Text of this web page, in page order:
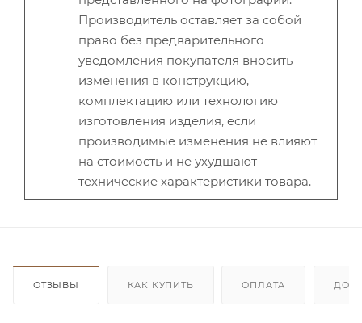
Производитель оставляет за собой
право без предварительного
уведомления покупателя вносить
изменения в конструкцию,
комплектацию или технологию
изготовления изделия, если
производимые изменения не влияют
на стоимость и не ухудшают
технические характеристики товара.
ОТЗЫВЫ КАК КУПИТЬ ОПЛАТА